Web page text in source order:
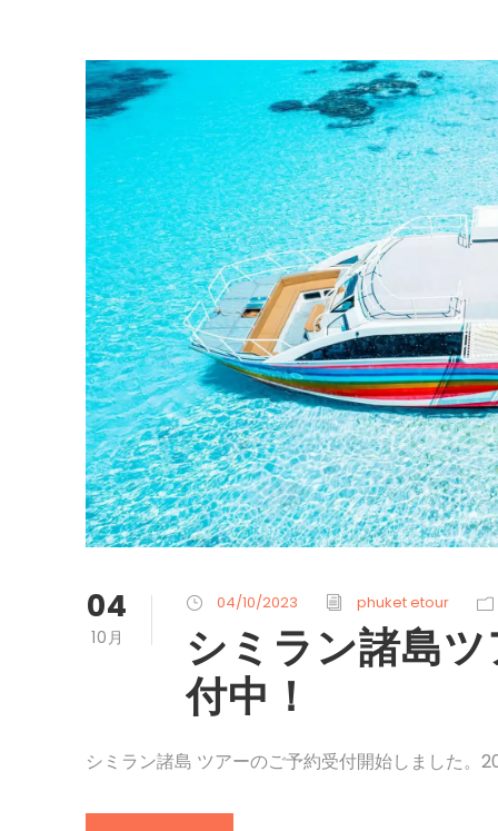
04
10月
04/10/2023 phuket etour
シミラン諸島
付中！
シミラン諸島 ツアーのご予約受付開始しました。